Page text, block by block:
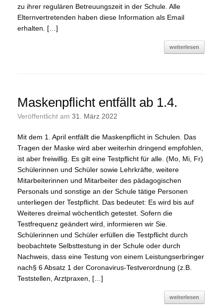
zu ihrer regulären Betreuungszeit in der Schule. Alle
Elternvertretenden haben diese Information als Email
erhalten. […]
weiterlesen
Maskenpflicht entfällt ab 1.4.
Veröffentlicht am 31. März 2022
Mit dem 1. April entfällt die Maskenpflicht in Schulen. Das
Tragen der Maske wird aber weiterhin dringend empfohlen,
ist aber freiwillig. Es gilt eine Testpflicht für alle. (Mo, Mi, Fr)
Schülerinnen und Schüler sowie Lehrkräfte, weitere
Mitarbeiterinnen und Mitarbeiter des pädagogischen
Personals und sonstige an der Schule tätige Personen
unterliegen der Testpflicht. Das bedeutet: Es wird bis auf
Weiteres dreimal wöchentlich getestet. Sofern die
Testfrequenz geändert wird, informieren wir Sie.
Schülerinnen und Schüler erfüllen die Testpflicht durch
beobachtete Selbsttestung in der Schule oder durch
Nachweis, dass eine Testung von einem Leistungserbringer
nach§ 6 Absatz 1 der Coronavirus-Testverordnung (z.B.
Teststellen, Arztpraxen, […]
weiterlesen